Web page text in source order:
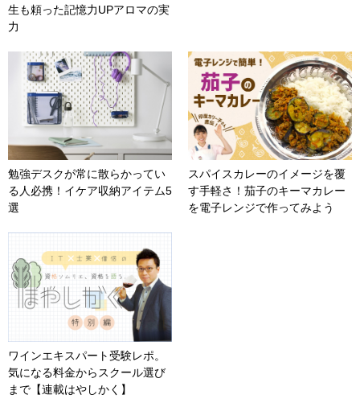
生も頼った記憶力UPアロマの実
力
勉強デスクが常に散らかってい
る人必携！イケア収納アイテム5
選
スパイスカレーのイメージを覆
す手軽さ！茄子のキーマカレー
を電子レンジで作ってみよう
ワインエキスパート受験レポ。
気になる料金からスクール選び
まで【連載はやしかく】